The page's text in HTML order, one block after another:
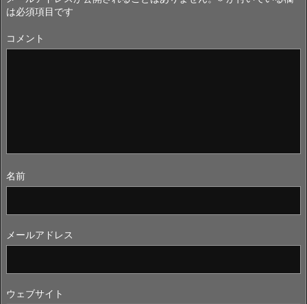
は必須項目です
コメント
名前
メールアドレス
ウェブサイト